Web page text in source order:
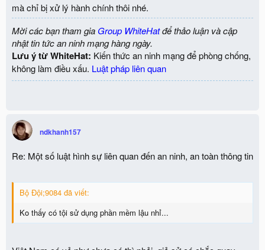
mà chỉ bị xử lý hành chính thôi nhé.
Mời các bạn tham gia Group WhiteHatđể thảo luận và cập
nhật tin tức an ninh mạng hàng ngày.
Lưu ý từ WhiteHat: Kiến thức an ninh mạng để phòng chống,
không làm điều xấu. Luật pháp liên quan
ndkhanh157
Re: Một số luật hình sự liên quan đến an ninh, an toàn thông tin
Bộ Đội;9084 đã viết:
Ko thấy có tội sử dụng phần mềm lậu nhỉ...